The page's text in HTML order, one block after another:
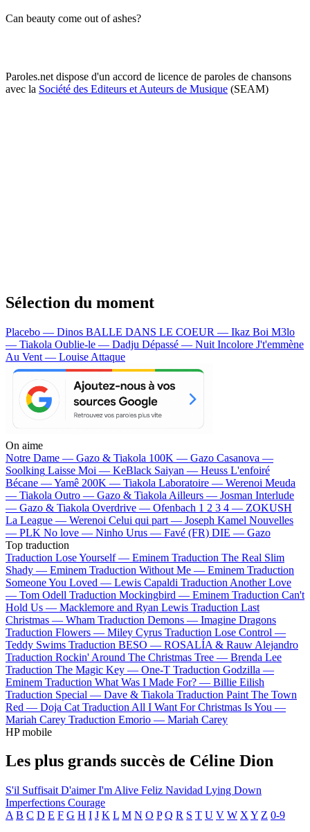
Can beauty come out of ashes?
Paroles.net dispose d'un accord de licence de paroles de chansons
avec la Société des Editeurs et Auteurs de Musique (SEAM)
Sélection du moment
Placebo — Dinos BALLE DANS LE COEUR — Ikaz Boi M3lo
— Tiakola Oublie-le — Dadju Dépassé — Nuit Incolore J't'emmène
Au Vent — Louise Attaque
On aime
Notre Dame — Gazo & Tiakola 100K — Gazo Casanova —
Soolking Laisse Moi — KeBlack Saiyan — Heuss L'enfoiré
Bécane —Yamê 200K — Tiakola Laboratoire — Werenoi Meuda
— Tiakola Outro — Gazo & Tiakola Ailleurs — Josman Interlude
— Gazo & Tiakola Overdrive — Ofenbach 1 2 3 4 — ZOKUSH
La League — Werenoi Celui qui part — Joseph Kamel Nouvelles
— PLK No love — Ninho Urus — Favé (FR) DIE — Gazo
Top traduction
Traduction Lose Yourself — Eminem Traduction The Real Slim
Shady — Eminem Traduction Without Me — Eminem Traduction
Someone You Loved — Lewis Capaldi Traduction Another Love
— Tom Odell Traduction Mockingbird — Eminem Traduction Can't
Hold Us — Macklemore and Ryan Lewis Traduction Last
Christmas — Wham Traduction Demons — Imagine Dragons
Traduction Flowers — Miley Cyrus Traduction Lose Control —
Teddy Swims Traduction BESO — ROSALÍA & Rauw Alejandro
Traduction Rockin' Around The Christmas Tree — Brenda Lee
Traduction The Magic Key — One-T Traduction Godzilla —
Eminem Traduction What Was I Made For? — Billie Eilish
Traduction Special — Dave & Tiakola Traduction Paint The Town
Red — Doja Cat Traduction All I Want For Christmas Is You —
Mariah Carey Traduction Emorio — Mariah Carey
HP mobile
Les plus grands succès de Céline Dion
S'il Suffisait D'aimerI'm Alive Feliz Navidad Lying Down
Imperfections Courage
A B C D E F G H I J K L M N O P Q R S T U V W X Y Z 0-9